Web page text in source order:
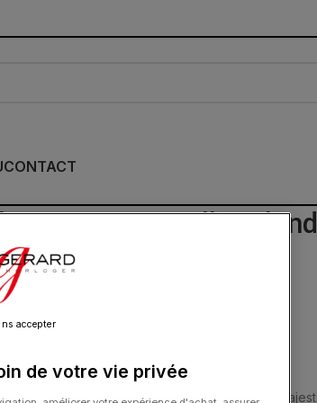
CONTACT
Morganne Bello
Or Jaune
emblématique met les pierres fines en
de votre vie privée
accepter